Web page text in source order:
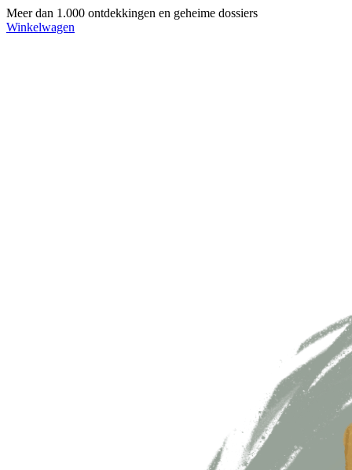
Meer dan 1.000 ontdekkingen en geheime dossiers
Winkelwagen